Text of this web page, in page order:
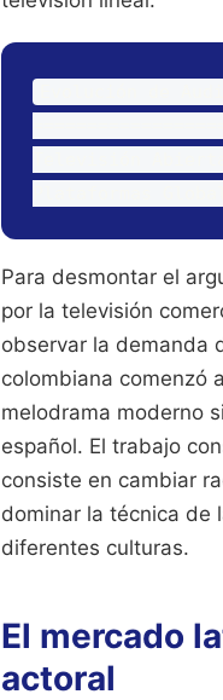
Para desmontar el
por la televisión
observar la demanda
colombiana comenzó
melodrama moderno
español. El trabajo
consiste en cambiar
dominar la técnica de
diferentes culturas.
El mercado
actoral